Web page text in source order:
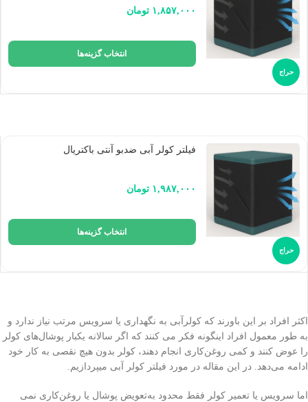
حراج
۱,۸۵۷,۰۰۰ تومان
انتخاب گزینه‌ها
حراج
فیلتر کولر آبی ضدبو آنتی باکتریال
۱,۹۸۷,۰۰۰ تومان
انتخاب گزینه‌ها
اکثر افراد بر این باورند که کولرآبی به نگهداری یا سرویس مرتب نیاز ندارد و
به طور معمول افراد اینگونه فکر می کنند که اگر سالانه یکبار پوشال‌های کولر
را عوض کنند و کمی روغن‌کاری انجام دهند، کولر بدون هیچ نقصی به کار خود
ادامه می‌دهد. در این مقاله در مورد فیلتر کولر آبی میپردازیم.
اما سرویس یا تعمیر کولر فقط محدود به‌تعویض پوشال یا روغن‌کاری نمی